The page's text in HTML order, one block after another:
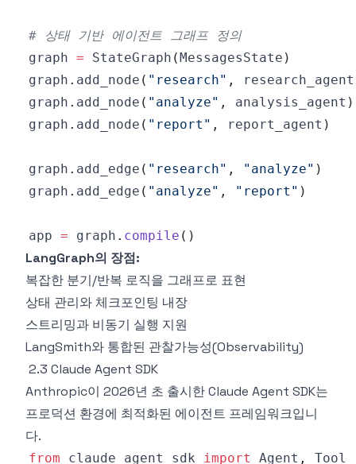
# 상태 기반 에이전트 그래프 정의
graph = StateGraph (MessagesState )
graph . add_node ( "research" , research_agent
graph . add_node ( "analyze" , analysis_agent )
graph . add_node ( "report" , report_agent )
graph . add_edge ( "research" , "analyze" )
graph . add_edge ( "analyze" , "report" )
app = graph . compile ( )
LangGraph의 장점:
복잡한 분기/반복 로직을 그래프로 표현
상태 관리와 체크포인팅 내장
스트리밍과 비동기 실행 지원
LangSmith와 통합된 관찰가능성(Observability)
2.3 Claude Agent SDK
Anthropic이 2026년 초 출시한 Claude Agent SDK는
프로덕션 환경에 최적화된 에이전트 프레임워크입니
다.
from claude_agent_sdk import Agent ,